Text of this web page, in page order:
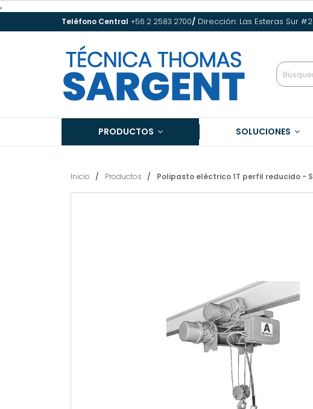
Teléfono Central +56 2 2583 2700/ Dirección: Las Esteras Sur
PRODUCTOS SOLUCIONES
Inicio Productos Polipasto eléctrico 1T perfil reducido -